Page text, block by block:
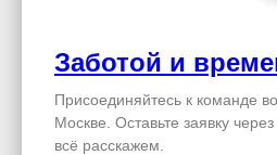
Заботой и
Присоединяйтесь к команде
Москве. Оставьте заявку
всё расскажем.